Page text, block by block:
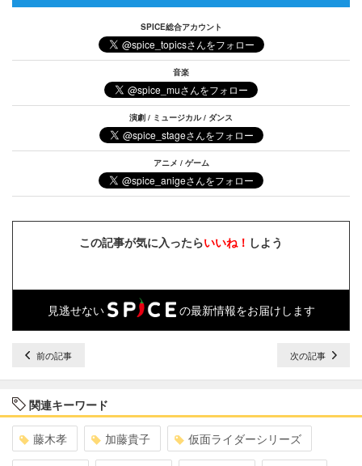
SPICE総合アカウント
音楽
演劇 / ミュージカル / ダンス
アニメ / ゲーム
この記事が気に入ったらいいね！ しよう
見逃せない の最新情報をお届けします
前の記事 次の記事
関連キーワード
藤木孝 加藤貴子 仮面ライダーシリーズ